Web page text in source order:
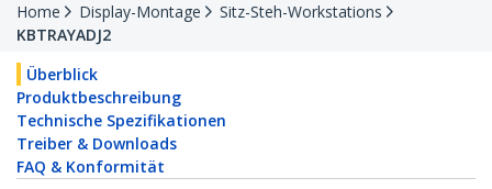
Home Display-Montage
Sitz-Steh-Workstations
KBTRAYADJ2
Überblick
Produktbeschreibung
Technische Spezifikationen
Treiber & Downloads
FAQ & Konformität